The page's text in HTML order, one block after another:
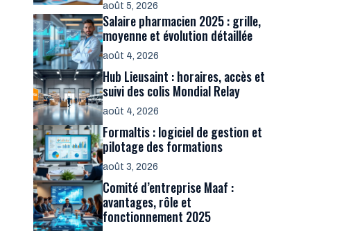
août 5, 2026
Salaire pharmacien 2025 : grille,
moyenne et évolution détaillée
août 4, 2026
Hub Lieusaint : horaires, accès et
suivi des colis Mondial Relay
août 4, 2026
Formaltis : logiciel de gestion et
pilotage des formations
août 3, 2026
Comité d’entreprise Maaf :
avantages, rôle et
fonctionnement 2025